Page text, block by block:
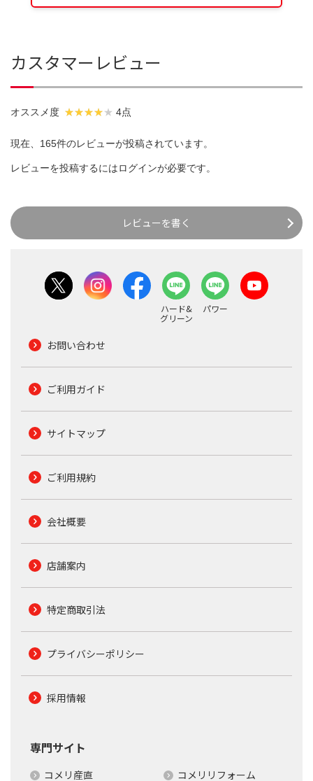
カスタマーレビュー
オススメ度 4点
現在、165件のレビューが投稿されています。
レビューを投稿するにはログインが必要です。
レビューを書く
ハード&
グリーン
パワー
お問い合わせ
ご利用ガイド
サイトマップ
ご利用規約
会社概要
店舗案内
特定商取引法
プライバシーポリシー
採用情報
専門サイト
コメリ産直 コメリリフォーム